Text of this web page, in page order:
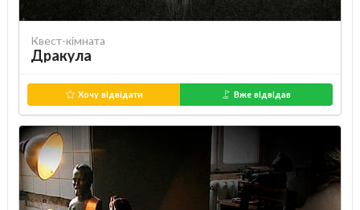
Квест-кімната
Дракула
Хочу відвідати Вже відвідав